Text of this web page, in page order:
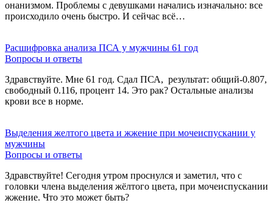
онанизмом. Проблемы с девушками начались изначально: все
происходило очень быстро. И сейчас всё…
Расшифровка анализа ПСА у мужчины 61 год
Вопросы и ответы
Здравствуйте. Мне 61 год. Сдал ПСА, результат: общий-0.807,
свободный 0.116, процент 14. Это рак? Остальные анализы
крови все в норме.
Выделения желтого цвета и жжение при мочеиспускании у
мужчины
Вопросы и ответы
Здравствуйте! Сегодня утром проснулся и заметил, что с
головки члена выделения жёлтого цвета, при мочеиспускании
жжение. Что это может быть?